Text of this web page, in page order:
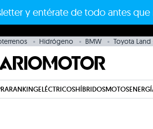
y entérate de todo antes que
Hidrógeno BMW Toyota Land
RANKINGELÉCTRICOSHÍBRIDOSMOTOS